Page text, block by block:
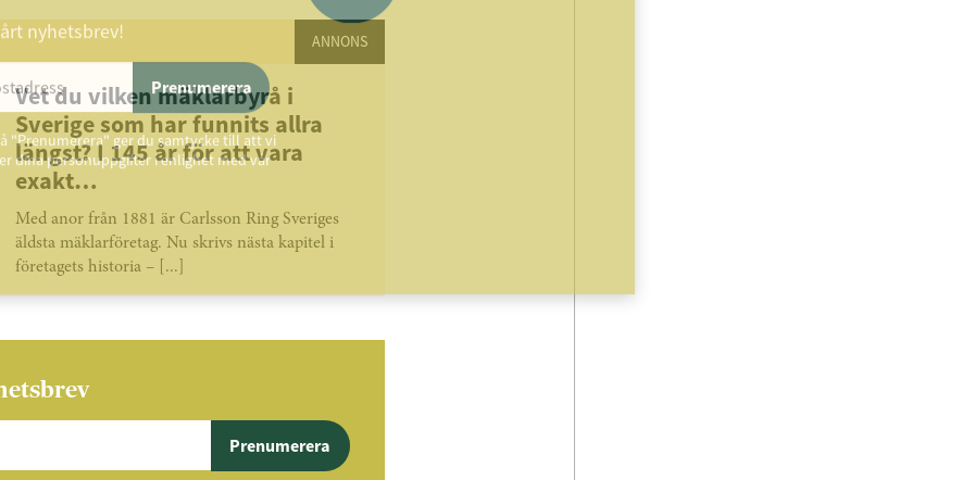
ANNONS
Vet du vilken mäklarbyrå i
Sverige som har funnits allra
längst? I 145 år för att vara
exakt…
Med anor från 1881 är Carlsson Ring Sveriges
äldsta mäklarföretag. Nu skrivs nästa kapitel i
företagets historia – [...]
Prenumerera
nyhetsbrev!
Prenumerera
"Prenumerera" ger du samtycke till att vi
dina personuppgifter i enlighet med vår